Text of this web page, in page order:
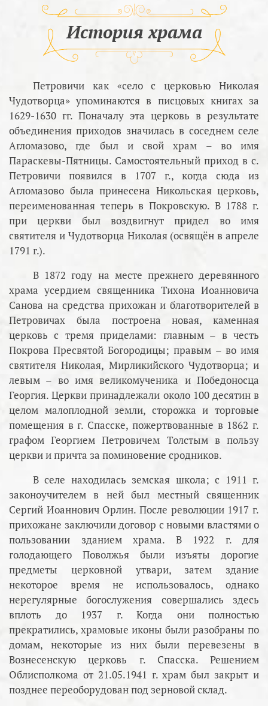
История храма
Петровичи как «село с церковью Николая
Чудотворца» упоминаются в писцовых книгах за
1629-1630 гг. Поначалу эта церковь в результате
объединения приходов значилась в соседнем селе
Агломазово, где был и свой храм – во имя
Параскевы-Пятницы. Самостоятельный приход в с.
Петровичи появился в 1707 г., когда сюда из
Агломазово была принесена Никольская церковь,
переименованная теперь в Покровскую. В 1788 г.
при церкви был воздвигнут придел во имя
святителя и Чудотворца Николая (освящён в апреле
1791 г.).
В 1872 году на месте прежнего деревянного
храма усердием священника Тихона Иоанновича
Санова на средства прихожан и благотворителей в
Петровичах была построена новая, каменная
церковь с тремя приделами: главным – в честь
Покрова Пресвятой Богородицы; правым – во имя
святителя Николая, Мирликийского Чудотворца; и
левым – во имя великомученика и Победоносца
Георгия. Церкви принадлежали около 100 десятин в
целом малоплодной земли, сторожка и торговые
помещения в г. Спасске, пожертвованные в 1862 г.
графом Георгием Петровичем Толстым в пользу
церкви и причта за поминовение сродников.
В селе находилась земская школа; с 1911 г.
законоучителем в ней был местный священник
Сергий Иоаннович Орлин. После революции 1917 г.
прихожане заключили договор с новыми властями о
пользовании зданием храма. В 1922 г. для
голодающего Поволжья были изъяты дорогие
предметы церковной утвари, затем здание
некоторое время не использовалось, однако
нерегулярные богослужения совершались здесь
вплоть до 1937 г. Когда они полностью
прекратились, храмовые иконы были разобраны по
домам, некоторые из них были перевезены в
Вознесенскую церковь г. Спасска. Решением
Облисполкома от 21.05.1941 г. храм был закрыт и
позднее переоборудован под зерновой склад.